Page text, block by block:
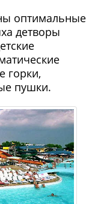
оптимальные
детворы
горки,
пушки.